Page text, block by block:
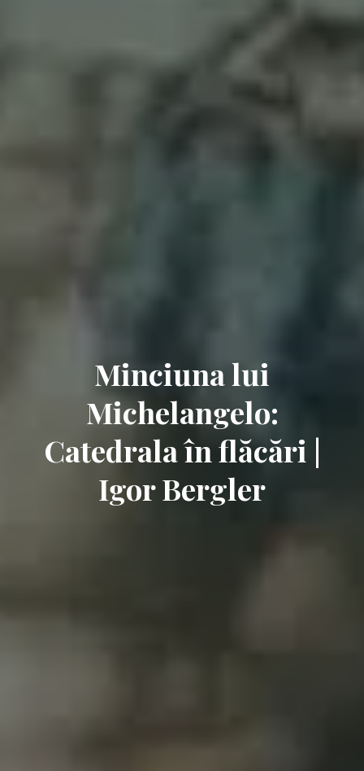
Minciuna lui
Michelangelo:
Catedrala în flăcări |
Igor Bergler